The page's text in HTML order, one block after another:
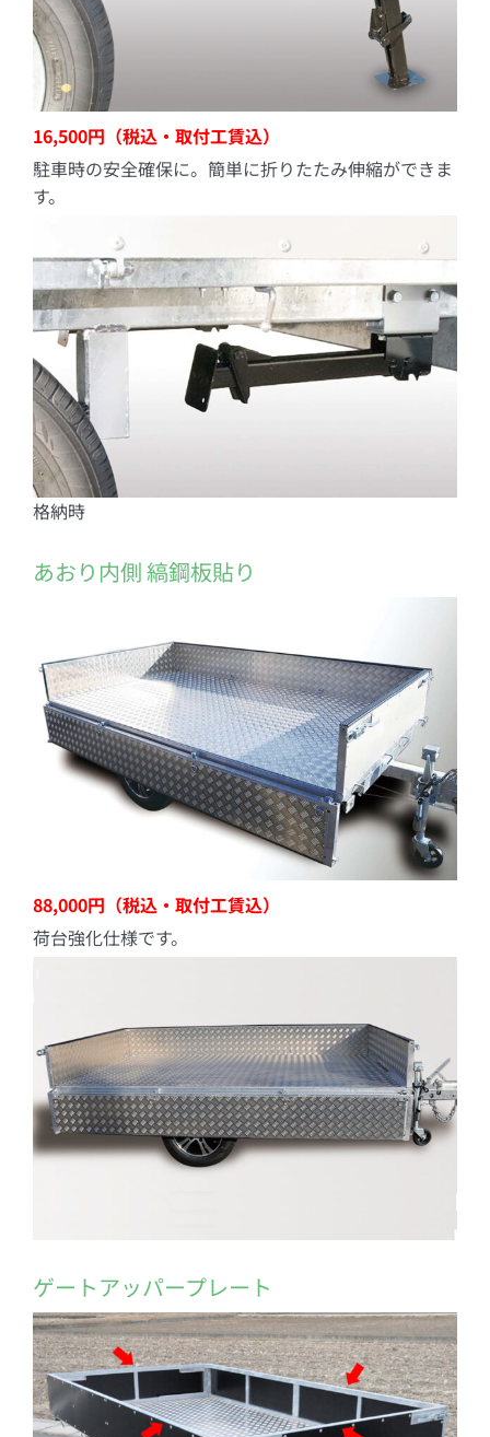
16,500円（税込・取付工賃込）
駐車時の安全確保に。簡単に折りたたみ伸縮ができま
す。
格納時
あおり内側 縞鋼板貼り
88,000円（税込・取付工賃込）
荷台強化仕様です。
ゲートアッパープレート